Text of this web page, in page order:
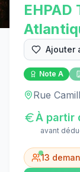
EHPAD
Ajouter
Note A
Rue
À partir
avant
13